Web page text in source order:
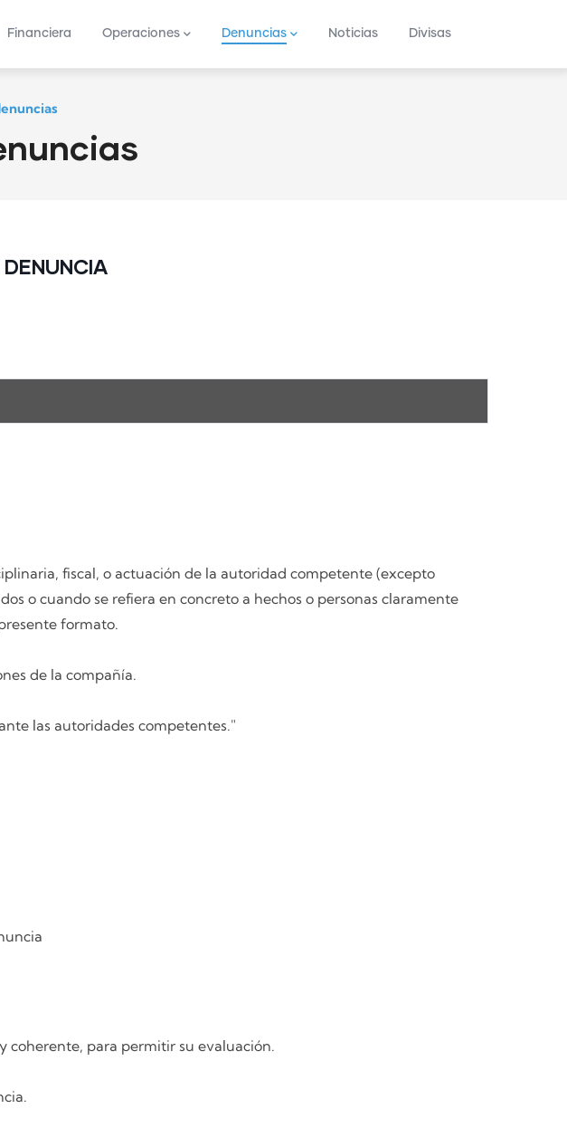
Financiera Operaciones Denuncias Noticias Divisas
fiscal, o actuación de la autoridad competente (excepto
o cuando se refiera en concreto a hechos o personas claramente
formato.
de la compañía.
las autoridades competentes."
coherente, para permitir su evaluación.